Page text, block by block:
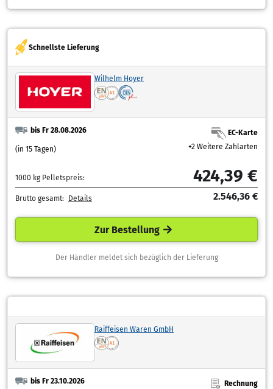
Schnellste Lieferung
Wilhelm Hoyer
bis Fr 28.08.2026
(in 15 Tagen)
EC-Karte
+2 Weitere Zahlarten
1000 kg Pelletspreis: 424,39 €
Brutto gesamt: Details 2.546,36 €
Zur Bestellung
Der Händler meldet sich bezüglich der Lieferung
Raiffeisen Waren GmbH
bis Fr 23.10.2026
Rechnung